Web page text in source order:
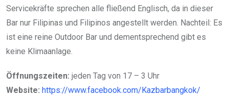
Servicekräfte sprechen alle fließend Englisch, da in dieser
Bar nur Filipinas und Filipinos angestellt werden. Nachteil: Es
ist eine reine Outdoor Bar und dementsprechend gibt es
keine Klimaanlage.
Öffnungszeiten: jeden Tag von 17 – 3 Uhr
Website: https://www.facebook.com/Kazbarbangkok/